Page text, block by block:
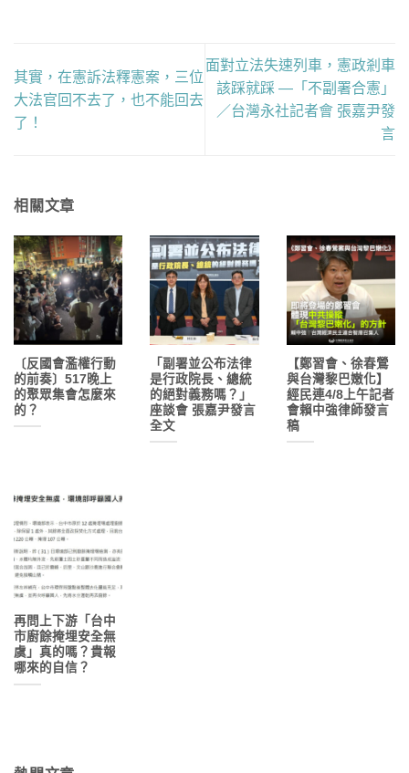
其實，在憲訴法釋憲案，三位
大法官回不去了，也不能回去
了！
面對立法失速列車，憲政剎車
該踩就踩 —「不副署合憲」
／台灣永社記者會 張嘉尹發
言
相關文章
〔反國會濫權行動
的前奏〕517晚上
的聚眾集會怎麼來
的？
「副署並公布法律
是行政院長、總統
的絕對義務嗎？」
座談會 張嘉尹發言
全文
【鄭習會、徐春鶯
與台灣黎巴嫩化】
經民連4/8上午記者
會賴中強律師發言
稿
再問上下游「台中
市廚餘掩埋安全無
虞」真的嗎？貴報
哪來的自信？